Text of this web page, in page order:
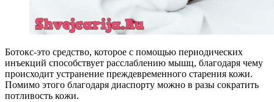
Ботокс-это средство, которое с помощью периодических
инъекций способствует расслаблению мышц, благодаря чему
происходит устранение преждевременного старения кожи.
Помимо этого благодаря диаспорту можно в разы сократить
потливость кожи.